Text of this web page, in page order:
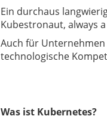
Ein durchaus
Kubestronaut, always
Auch für
technologische
Was ist Kubernetes?